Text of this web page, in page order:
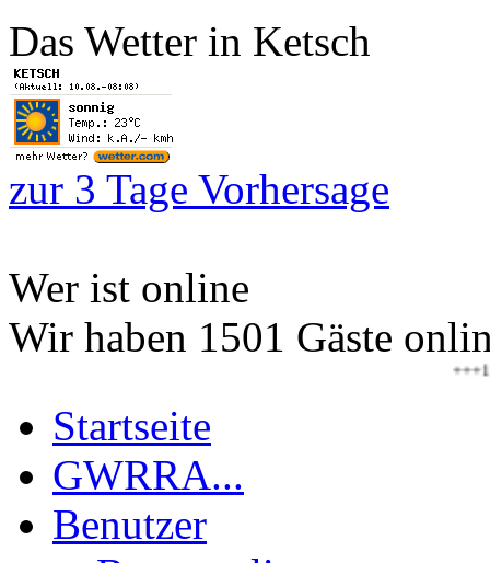
Das Wetter in Ketsch
zur 3 Tage Vorhersage
Wer ist online
Wir haben 1501 Gäste
Startseite
GWRRA...
Benutzer